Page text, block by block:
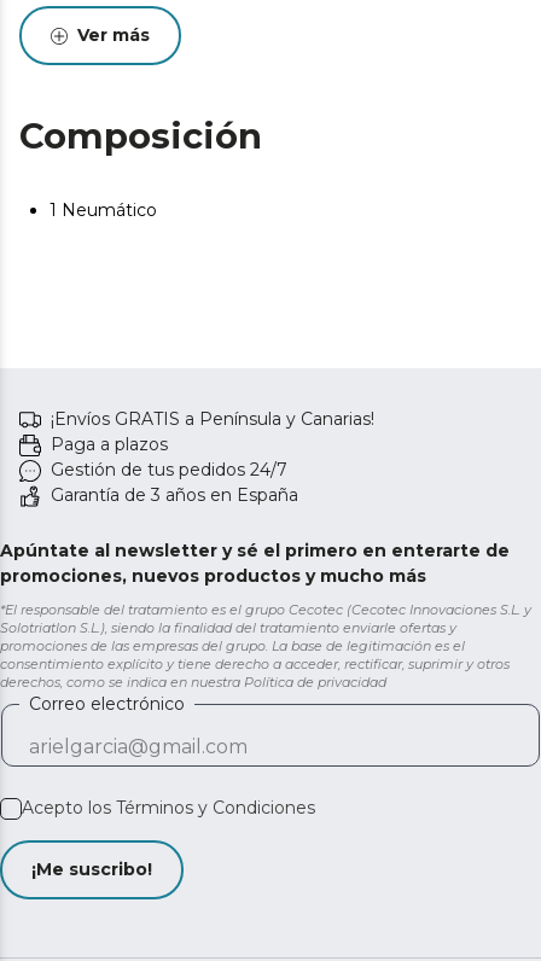
Ver más
Composición
1 Neumático
¡Envíos GRATIS a Península y Canarias!
Paga a plazos
Gestión de tus pedidos 24/7
Garantía de 3 años en España
Apúntate al newsletter y sé el primero en enterarte de
promociones, nuevos productos y mucho más
*El responsable del tratamiento es el grupo Cecotec (Cecotec Innovaciones S.L. y
Solotriatlon S.L.), siendo la finalidad del tratamiento enviarle ofertas y
promociones de las empresas del grupo. La base de legitimación es el
consentimiento explícito y tiene derecho a acceder, rectificar, suprimir y otros
derechos, como se indica en nuestra Política de privacidad
Correo electrónico
Acepto los Términos y Condiciones
¡Me suscribo!